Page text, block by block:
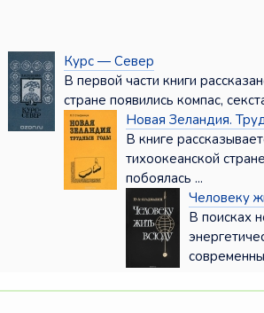
Курс — Север
В первой части книги
стране появились компас,
Новая Зеландия.
В книге
тихоокеанской
побоялась ...
Человеку
В поисках